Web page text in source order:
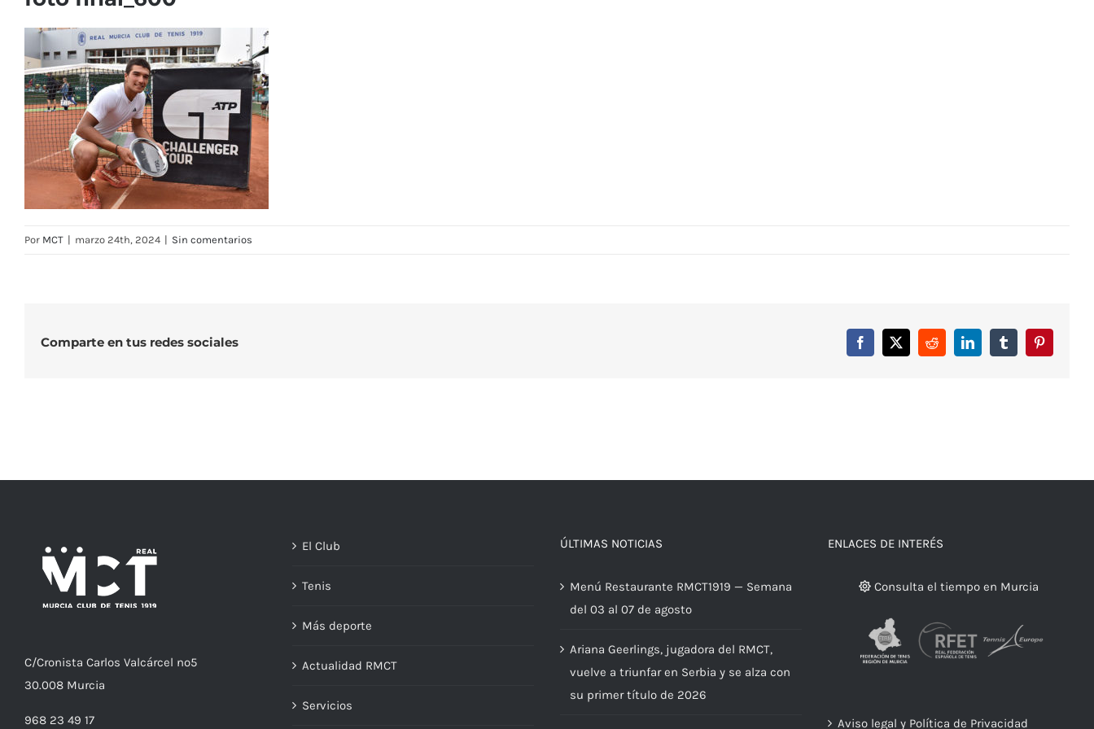
Por MCT | marzo 24th, 2024 | Sin comentarios
Comparte en tus redes sociales Facebook
X RedditLinkedInTumblrPinterest
C/Cronista Carlos Valcárcel nº5
30.008 Murcia
968 23 49 17
El Club
Tenis
Más deporte
Actualidad RMCT
Servicios
ÚLTIMAS NOTICIAS
Menú Restaurante RMCT1919 — Semana
del 03 al 07 de agosto
Ariana Geerlings, jugadora del RMCT,
vuelve a triunfar en Serbia y se alza con
su primer título de 2026
ENLACES DE INTERÉS
Consulta el tiempo en Murcia
Aviso legal y Política de Privacidad